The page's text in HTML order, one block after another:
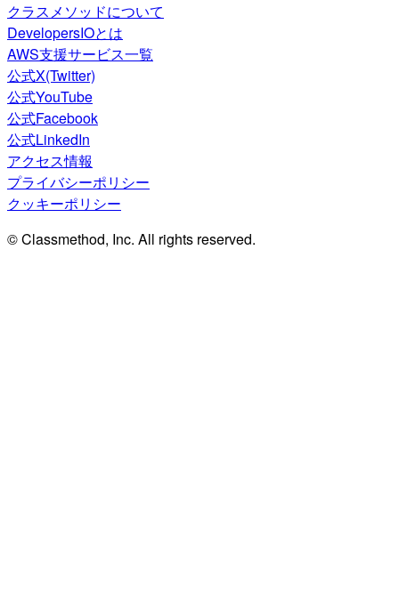
クラスメソッドについて
DevelopersIOとは
AWS支援サービス一覧
公式X(Twitter)
公式YouTube
公式Facebook
公式LinkedIn
アクセス情報
プライバシーポリシー
クッキーポリシー
© Classmethod, Inc. All rights reserved.